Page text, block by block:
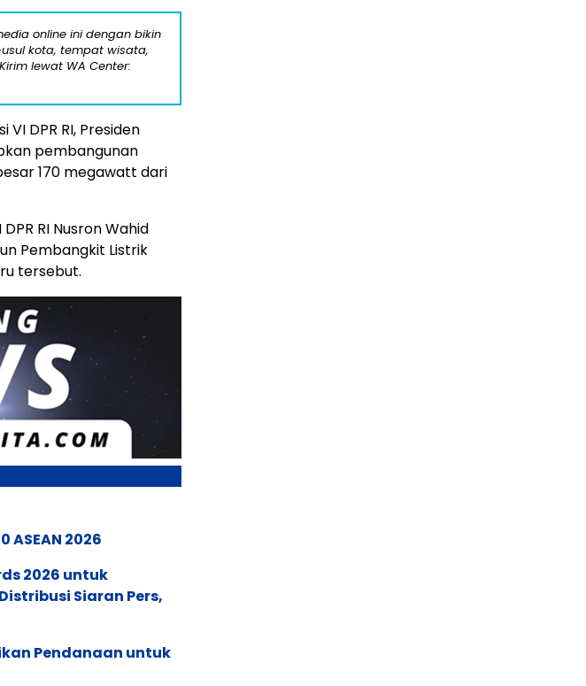
online ini dengan bikin
kota, tempat wisata,
lewat WA Center:
DPR RI, Presiden
pembangunan
170 megawatt dari
RI Nusron Wahid
Pembangkit Listrik
tersebut.
ASEAN 2026
2026 untuk
Siaran Pers,
Pendanaan untuk